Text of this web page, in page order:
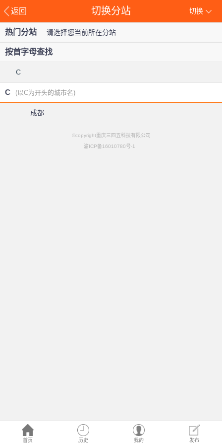
返回 切换
切换分站
首页 历史 我的 发布
热门分站 请选择您当前所在分站
按首字母查找
C
C (以C为开头的城市名)
成都
©copyright重庆三四五科技有限公司
渝ICP备16010780号-1